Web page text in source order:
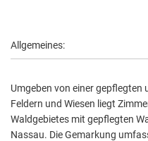
Allgemeines:
Umgeben von einer
Feldern und Wiesen liegt
Waldgebietes mit gepflegten
Nassau. Die Gemarkung